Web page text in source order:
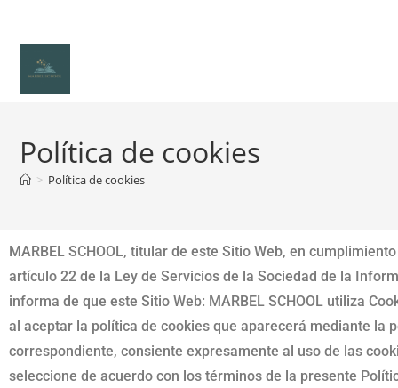
Política de cookies
> Política de cookies
MARBEL SCHOOL, titular de este Sitio Web, en
artículo 22 de la Ley de Servicios de la Sociedad de la
informa de que este Sitio Web: MARBEL SCHOOL utiliza
al aceptar la política de cookies que aparecerá mediante la
correspondiente, consiente expresamente al uso de las
seleccione de acuerdo con los términos de la presente